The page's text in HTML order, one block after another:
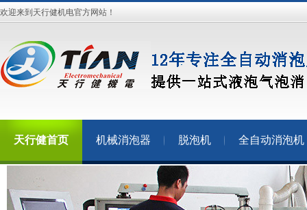
欢迎来到天行健机电官方网站！
天行健首页 机械消泡器 脱泡机 全自动消泡机